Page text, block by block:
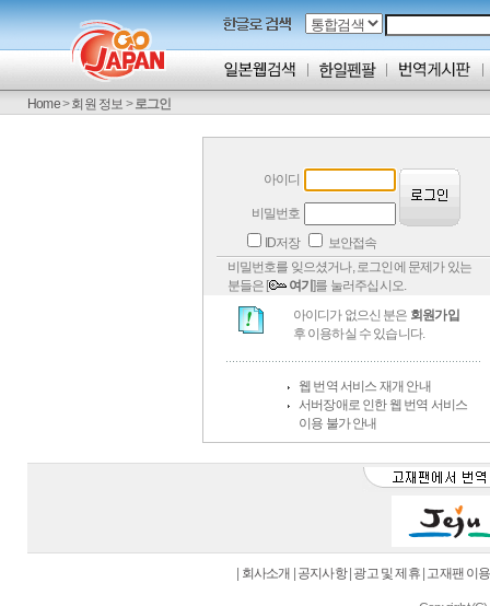
Home>회원 정보 >로그인
아이디
비밀번호
ID저장
보안접속
비밀번호를 잊으셨거나, 로그인에 문제가 있는
분들은 [
여기]를 눌러주십시오.
아이디가 없으신 분은 회원가입
후 이용하실 수 있습니다.
웹 번역 서비스 재개 안내
서버장애로 인한 웹 번역 서비스
이용 불가 안내
회사소개 공지사항| 광고 및 제휴| 고재팬 이